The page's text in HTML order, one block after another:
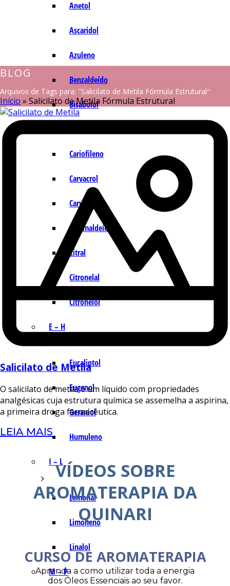
Anetol
Ascaridol
Azuleno
Benzaldeído
Bisabolol
Cariofileno
Carvacrol
Carvona
Cinamaldeído
Citral
Citronelal
Citronelol
E – H
Eucaliptol
Eugenol
Geraniol
Humuleno
I – L
Lemonal
Limoneno
Linalol
M – P
BLOG
Arquivos de Tags para: "Salicilato de Metila Fórmula Estrutural"
Início » Salicilato de Metila Fórmula Estrutural
Salicilato de Metila
O salicilato de metila é um líquido com propriedades
analgésicas cuja estrutura química se assemelha a aspirina,
a primeira droga farmacêutica.
LEIA MAIS
VÍDEOS SOBRE
AROMATERAPIA DA
QUINARI
CURSO DE AROMATERAPIA
Aprenda a como utilizar toda a energia
dos Óleos Essenciais ao seu favor.